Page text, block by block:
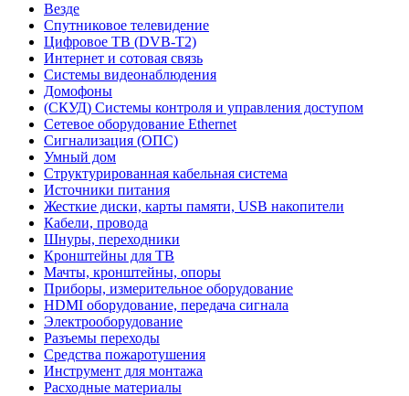
Везде
Спутниковое телевидение
Цифровое ТВ (DVB-T2)
Интернет и сотовая связь
Системы видеонаблюдения
Домофоны
(СКУД) Системы контроля и управления доступом
Сетевое оборудование Ethernet
Сигнализация (ОПС)
Умный дом
Структурированная кабельная система
Источники питания
Жесткие диски, карты памяти, USB накопители
Кабели, провода
Шнуры, переходники
Кронштейны для ТВ
Мачты, кронштейны, опоры
Приборы, измерительное оборудование
HDMI оборудование, передача сигнала
Электрооборудование
Разъемы переходы
Средства пожаротушения
Инструмент для монтажа
Расходные материалы